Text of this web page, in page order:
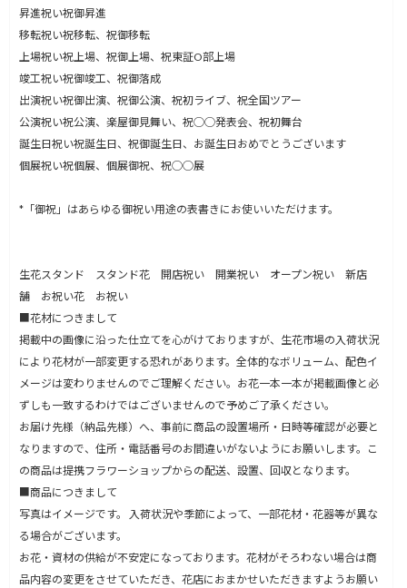
昇進祝い祝御昇進
移転祝い祝移転、祝御移転
上場祝い祝上場、祝御上場、祝東証O部上場
竣工祝い祝御竣工、祝御落成
出演祝い祝御出演、祝御公演、祝初ライブ、祝全国ツアー
公演祝い祝公演、楽屋御見舞い、祝◯◯発表会、祝初舞台
誕生日祝い祝誕生日、祝御誕生日、お誕生日おめでとうございます
個展祝い祝個展、個展御祝、祝◯◯展
*「御祝」はあらゆる御祝い用途の表書きにお使いいただけます。
生花スタンド スタンド花 開店祝い 開業祝い オープン祝い 新店
舗 お祝い花 お祝い
■花材につきまして
掲載中の画像に沿った仕立てを心がけておりますが、生花市場の入荷状況
により花材が一部変更する恐れがあります。全体的なボリューム、配色イ
メージは変わりませんのでご理解ください。お花一本一本が掲載画像と必
ずしも一致するわけではございませんので予めご了承ください。
お届け先様（納品先様）へ、事前に商品の設置場所・日時等確認が必要と
なりますので、住所・電話番号のお間違いがないようにお願いします。こ
の商品は提携フラワーショップからの配送、設置、回収となります。
■商品につきまして
写真はイメージです。 入荷状況や季節によって、一部花材・花器等が異な
る場合がございます。
お花・資材の供給が不安定になっております。花材がそろわない場合は商
品内容の変更をさせていただき、花店におまかせいただきますようお願い